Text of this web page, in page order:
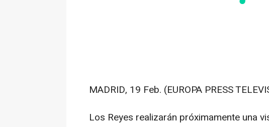
MADRID, 19 Feb. (EUROPA PRESS
Los Reyes realizarán próximamente una